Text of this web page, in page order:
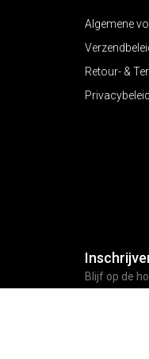
Algemene
Retour- &
Privacybeleid
Blijf op de